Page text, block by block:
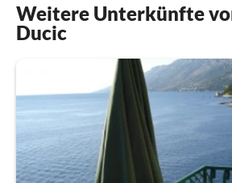
Weitere Unterkünfte
Ducic